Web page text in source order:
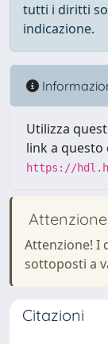
tutti i diritti
indicazione.
Utilizza
link a
https://
Attenzione
Attenzione! I
sottoposti a
Citazioni